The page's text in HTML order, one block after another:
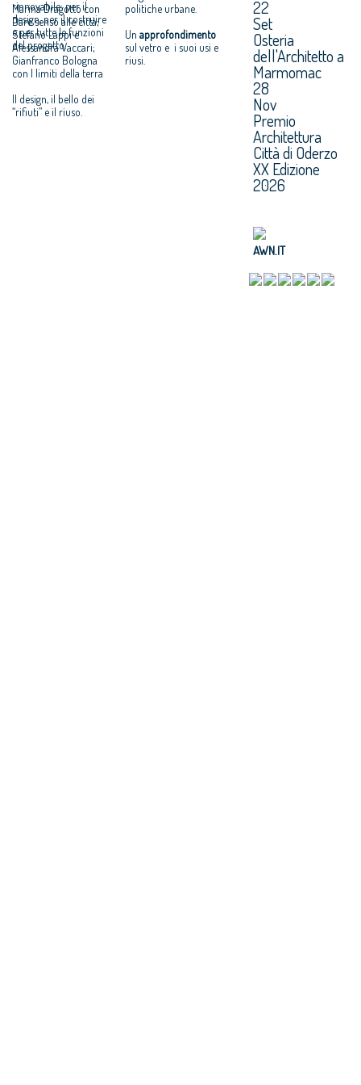
rinnovabile: per il
design, per il costruire
e per tutte le funzioni
del progetto.
Marina Dragotto con
Dare senso alle città;
Stefano Lappi e
Alessandra Vaccari;
Gianfranco Bologna
con I limiti della terra
Il design, il bello dei
“rifiuti” e il riuso.
politiche urbane.
Un approfondimento
sul vetro e i suoi usi e
riusi.
22
Set
Osteria
dell'Architetto a
Marmomac
28
Nov
Premio
Architettura
Città di Oderzo
XX Edizione
2026
AWN.IT